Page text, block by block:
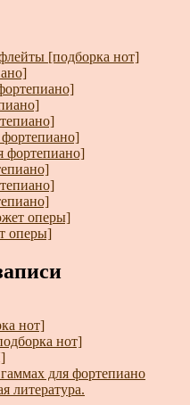
[подборка нот]
фортепиано]
оперы]
оперы]
нот]
нот]
для фортепиано
литература.